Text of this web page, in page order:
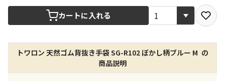
宅配や店舗受取を選択できる商品です
店舗のみで受取できる商品です（宅配便でのお届けが
できません）
※同時購入の商品は、全て同じ店舗での受取となりま
す
カートに入れる
トワロン 天然ゴム背抜き手袋 SG-R102 ぼかし柄ブルー M の
商品説明